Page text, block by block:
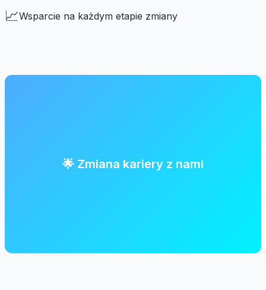
📈Wsparcie na każdym etapie zmiany
🌟 Zmiana kariery z nami